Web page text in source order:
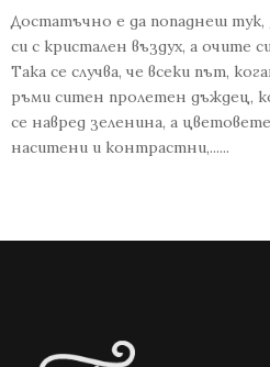
Достатъчно е да попаднеш тук,
си с кристален въздух, а очите
Така се случва, че всеки път,
ръми ситен пролетен дъждец,
се навред зеленина, а
наситени и контрастни,......